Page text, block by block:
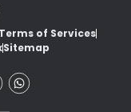
Terms of Services
Sitemap